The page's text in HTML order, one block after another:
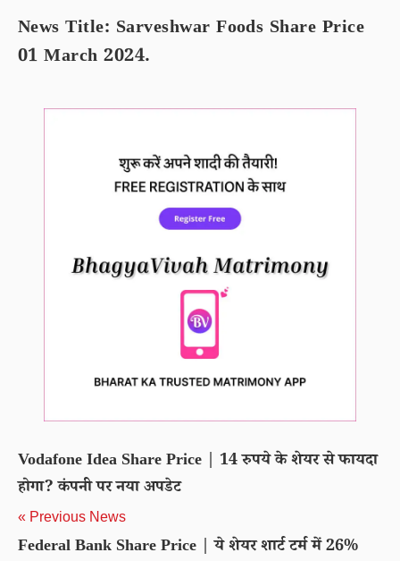
News Title: Sarveshwar Foods Share Price
01 March 2024.
Vodafone Idea Share Price | 14 रुपये के शेयर से फायदा
होगा? कंपनी पर नया अपडेट
« Previous News
Federal Bank Share Price | ये शेयर शार्ट टर्म में 26%